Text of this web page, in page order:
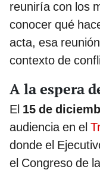
reuniría con los
conocer qué
acta, esa
contexto de
A la espera
El 15 de
audiencia en el
donde el
el Congreso de